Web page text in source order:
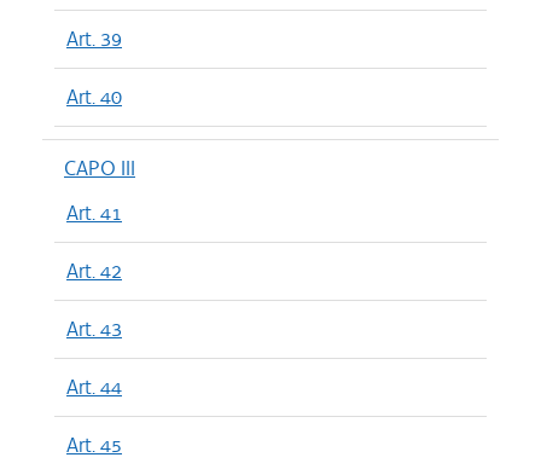
Art. 39
Art. 40
CAPO III
Art. 41
Art. 42
Art. 43
Art. 44
Art. 45